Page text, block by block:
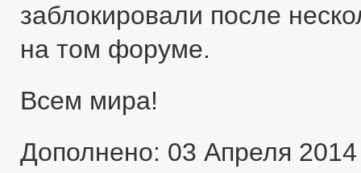
заблокировали после
на том форуме.
Всем мира!
Дополнено: 03 Апреля 2014